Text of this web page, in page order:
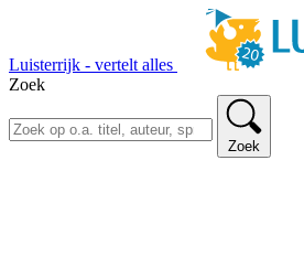
Luisterrijk - vertelt alles
Zoek
Zoek